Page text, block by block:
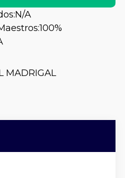
N/A
100%
MADRIGAL